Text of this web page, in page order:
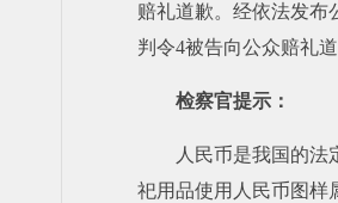
赔礼道歉。经依法发布
判令4被告向公众赔礼
检察官提示：
人民币是我国的
祀用品使用人民币图样